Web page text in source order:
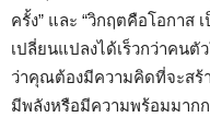
ครั้ง” และ “วิกฤตคือโอกาส
เปลี่ยนแปลงได้เร็วกว่าคน
ว่าคุณต้องมีความคิดที่จะสร้
มีพลังหรือมีความพร้อมมากก